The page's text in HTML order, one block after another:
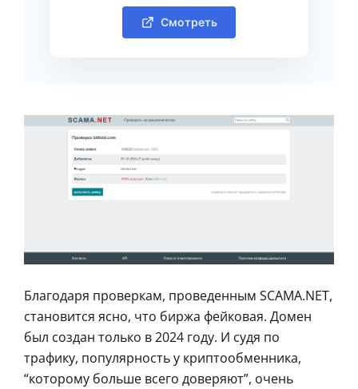
Смотреть
Благодаря проверкам, проведенным SCAMA.NET,
становится ясно, что биржа фейковая. Домен
был создан только в 2024 году. И судя по
трафику, популярность у криптообменника,
“которому больше всего доверяют”, очень